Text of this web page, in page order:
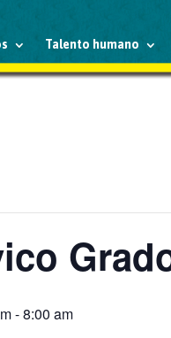
Talento humano
-8:00 am